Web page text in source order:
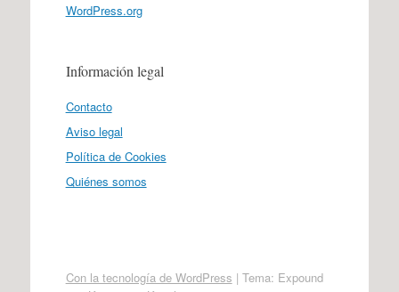
WordPress.org
Información legal
Contacto
Aviso legal
Política de Cookies
Quiénes somos
Con la tecnología de WordPress | Tema: Expound